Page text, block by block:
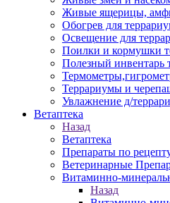
Живые ящерицы,
Обогрев для
Освещение для
Поилки и кормушки
Полезный инвентарь
Террариумы и
Увлажнение д/
Ветаптека
Назад
Ветаптека
Препараты по
Ветеринарные
Витаминно-
Назад